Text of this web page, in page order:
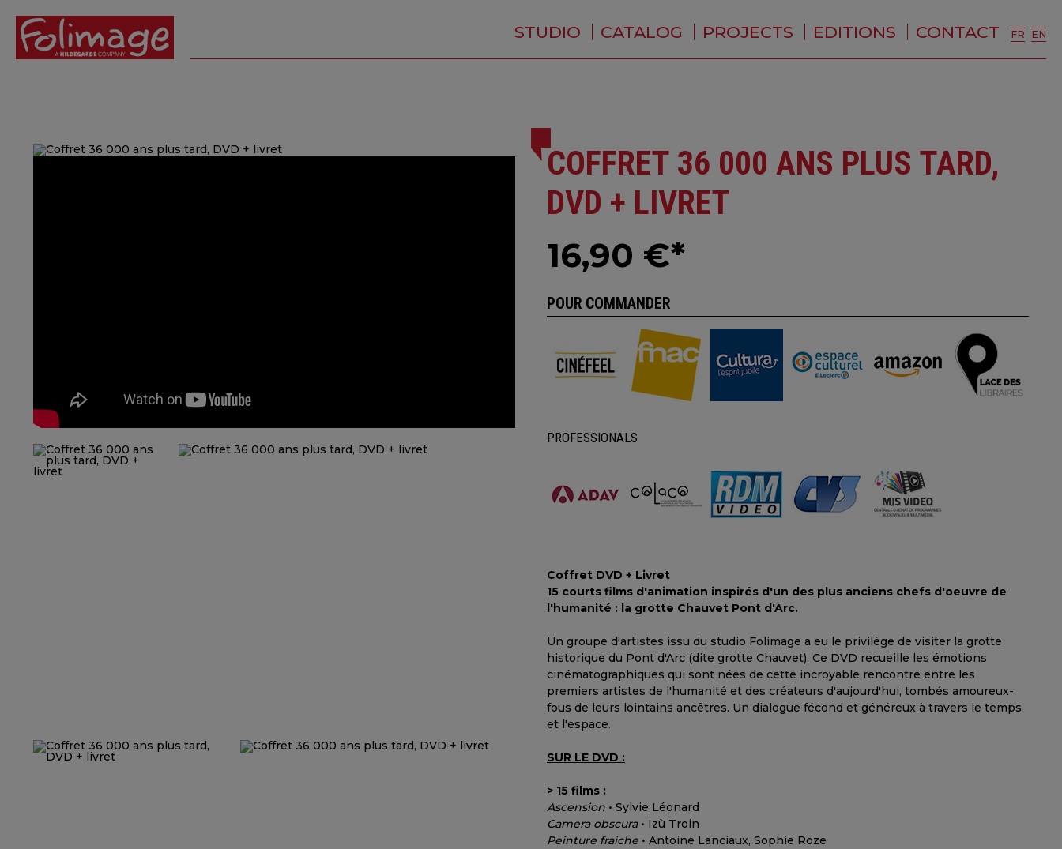
STUDIO
WHO ARE WE ?
CATALOG PROJECTS EDITIONS CONTACT FR EN
COFFRET 36 000 ANS PLUS TARD,
DVD + LIVRET
16,90 €*
POUR COMMANDER
PROFESSIONALS
Coffret DVD + Livret
15 courts films d'animation inspirés d'un des plus anciens chefs d'oeuvre de
l'humanité : la grotte Chauvet Pont d'Arc.
Un groupe d'artistes issu du studio Folimage a eu le privilège de visiter la grotte
historique du Pont d'Arc (dite grotte Chauvet). Ce DVD recueille les émotions
cinématographiques qui sont nées de cette incroyable rencontre entre les
premiers artistes de l'humanité et des créateurs d'aujourd'hui, tombés amoureux-
fous de leurs lointains ancêtres. Un dialogue fécond et généreux à travers le temps
et l'espace.
SUR LE DVD :
> 15 films :
Ascension • Sylvie Léonard
Camera obscura• Izù Troin
Peinture fraiche • Antoine Lanciaux, Sophie Roze